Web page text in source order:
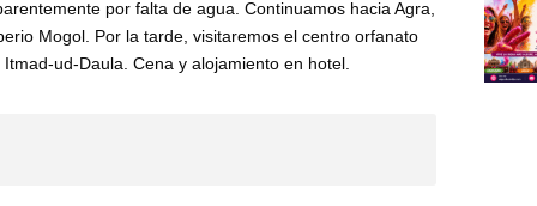
por falta de agua. Continuamos hacia Agra,
Mogol. Por la tarde, visitaremos el centro orfanato
ud-Daula. Cena y alojamiento en hotel.